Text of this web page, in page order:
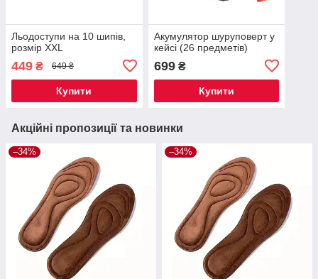
Льодоступи на 10 шипів,
розмір ХXL
449 ₴ 649 ₴
Купити
Акумулятор шуруповерт у
кейсі (26 предметів)
699₴
Купити
Акційні пропозиції та новинки
–34% –34%